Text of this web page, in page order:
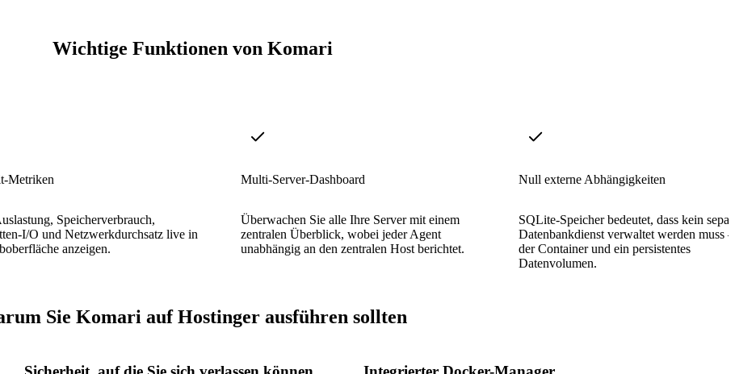
Wichtige Funktionen von Komari
Metriken
Speicherverbrauch,
I/O und Netzwerkdurchsatz live in
anzeigen.
Multi-Server-Dashboard
Überwachen Sie alle Ihre Server mit einem
zentralen Überblick, wobei jeder Agent
unabhängig an den zentralen Host berichtet.
Null externe Abhängigkeiten
SQLite-Speicher bedeutet, dass kein
Datenbankdienst verwaltet werden muss
der Container und ein persistentes
Datenvolumen.
Sie Komari auf Hostinger ausführen sollten